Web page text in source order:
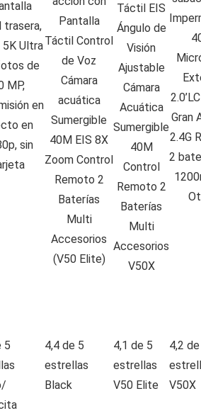
Ultra
de
MP,
en
en
sin
Pantalla
Táctil Control
de Voz
Cámara
acuática
Sumergible
40M EIS 8X
Zoom Control
Remoto 2
Baterías
Multi
Accesorios
(V50 Elite)
Táctil EIS
Ángulo de
Visión
Ajustable
Cámara
Acuática
Sumergible
40M
Control
Remoto 2
Baterías
Multi
Accesorios
V50X
Gran
2.4G
2
5
4,4 de 5
estrellas
4,1 de 5
estrellas
4,2
Black V50 Elite V50X